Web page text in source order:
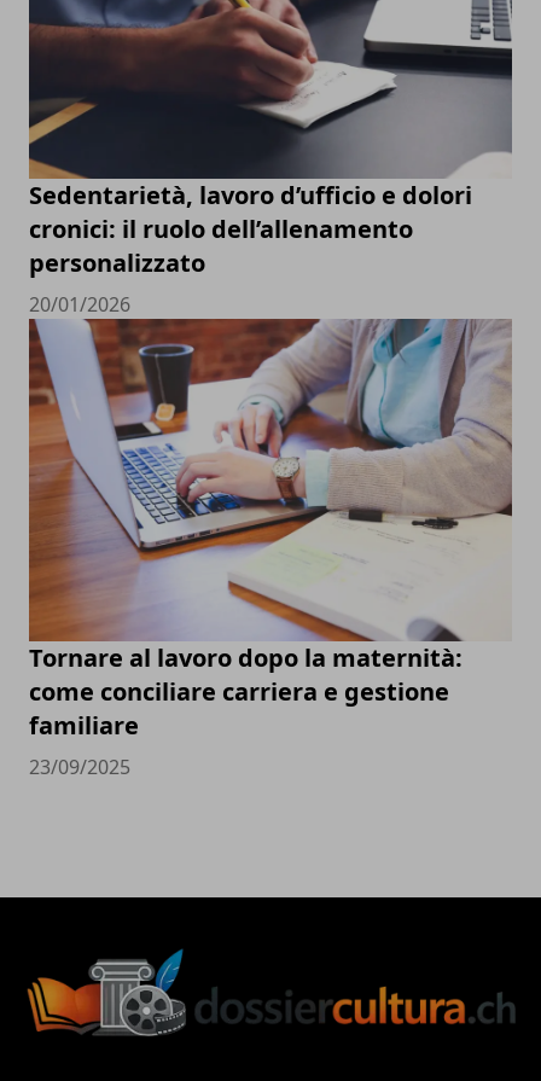
Sedentarietà, lavoro d’ufficio e dolori
cronici: il ruolo dell’allenamento
personalizzato
20/01/2026
Tornare al lavoro dopo la maternità:
come conciliare carriera e gestione
familiare
23/09/2025